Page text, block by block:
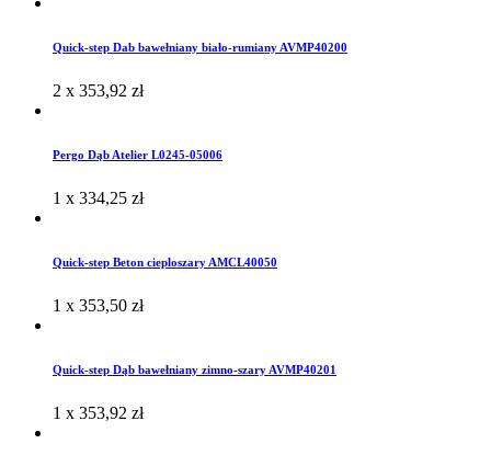
Quick-step Dab bawełniany biało-rumiany AVMP40200
2 x 353,92 zł
Pergo Dąb Atelier L0245-05006
1 x 334,25 zł
Quick-step Beton cieploszary AMCL40050
1 x 353,50 zł
Quick-step Dąb bawełniany zimno-szary AVMP40201
1 x 353,92 zł